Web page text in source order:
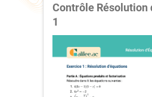
Contrôle Résolution
1